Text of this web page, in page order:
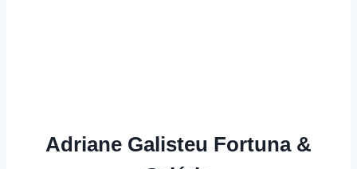
Adriane Galisteu Fortuna &